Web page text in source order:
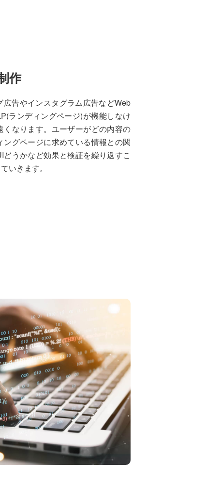
作
告やインスタグラム広告などWeb
ランディングページ)が機能しなけ
なります。ユーザーがどの内容の
グページに求めている情報との関
うかなど効果と検証を繰り返すこ
いきます。